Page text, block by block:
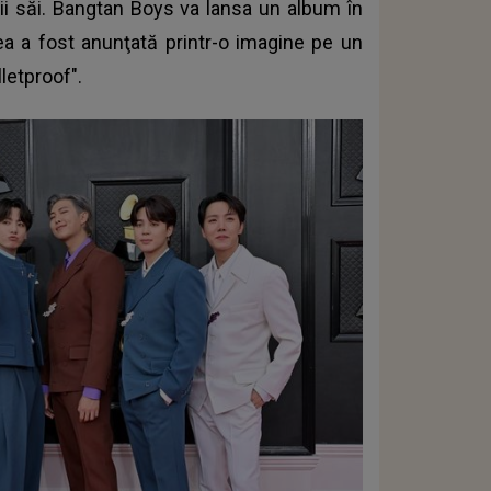
Bangtan Boys va lansa un album în
a fost anunţată printr-o imagine pe un